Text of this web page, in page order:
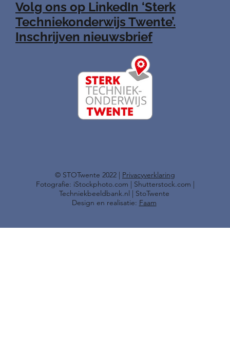
Volg ons op LinkedIn ‘Sterk
Techniekonderwijs Twente’.
Inschrijven nieuwsbrief
​© STOTwente 2022 | Privacyverklaring
Fotografie: iStockphoto.com | Shutterstock.com |
Techniekbeeldbank.nl | StoTwente
Design en realisatie: Faam